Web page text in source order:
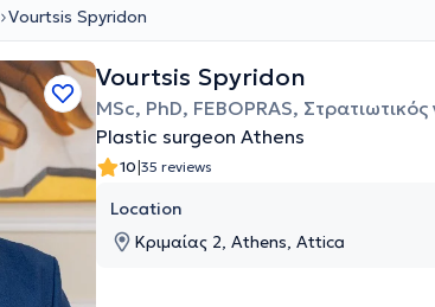
Vourtsis Spyridon
Vourtsis Spyridon
MSc, PhD, FEBOPRAS, Στρατιωτικός
Plastic surgeon Athens
10|35 reviews
Location
Κριμαίας 2, Athens, Attica